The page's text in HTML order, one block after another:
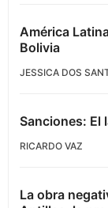
América
Bolivia
JESSICA DOS
Sanciones: El
RICARDO VAZ
La obra